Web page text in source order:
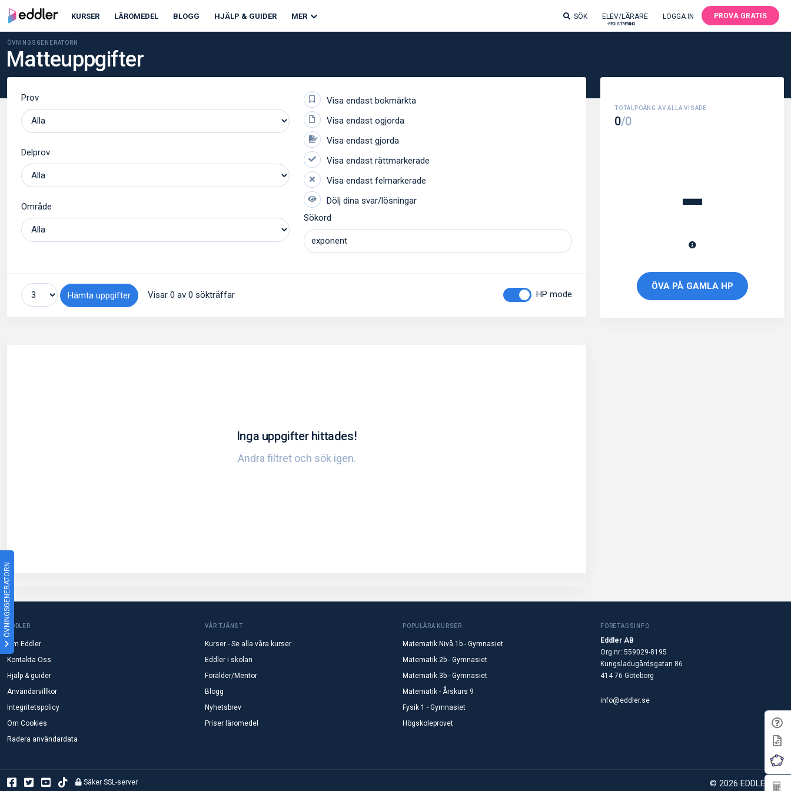
ÖVNINGSGENERATORN
KURSER LÄROMEDEL BLOGG HJÄLP & GUIDER MER SÖK ELEV/LÄRARE
-REGISTRERING
LOGGA IN PROVA GRATIS
ÖVNINGSGENERATORN
Matteuppgifter
Prov
Delprov
Område
Visa endast bokmärkta
Visa endast ogjorda
Visa endast gjorda
Dölj dina svar/lösningar
Sökord
Hämta uppgifter Visar 0 av 0 sökträffar HP mode
Inga uppgifter hittades!
Ändra filtret och sök igen.
0/0
-
ÖVA PÅ GAMLA HP
EDDLER
Om Eddler
Kontakta Oss
Hjälp & guider
Användarvillkor
Integritetspolicy
Om Cookies
Radera användardata
VÅR TJÄNST
Kurser - Se alla våra kurser
Eddler i skolan
Förälder/Mentor
Blogg
Nyhetsbrev
Priser läromedel
POPULÄRA KURSER
Matematik Nivå 1b - Gymnasiet
Matematik 2b - Gymnasiet
Matematik 3b - Gymnasiet
Matematik - Årskurs 9
Fysik 1 - Gymnasiet
Högskoleprovet
FÖRETAGSINFO
Eddler AB
Org.nr: 559029-8195
Kungsladugårdsgatan 86
414 76 Göteborg
info@eddler.se
© 2026 EDDLER AB
Säker SSL-server